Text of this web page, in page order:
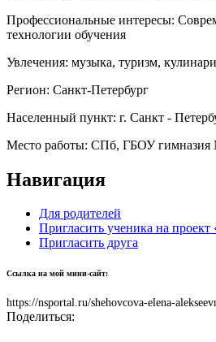
Профессиональные интересы:
технологии обучения
Увлечения: музыка, туризм,
Регион: Санкт-Петербург
Населенный пункт: г. Санкт -
Место работы: СПб, ГБОУ гимназия
Навигация
Для родителей
Пригласить ученика на
Пригласить друга
Ссылка на мой мини-сайт:
https://nsportal.ru/shehovcova-elena-
Поделиться: